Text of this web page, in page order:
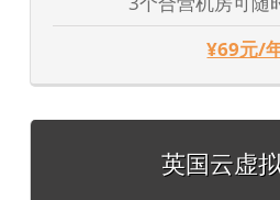
¥69元/
英国云虚